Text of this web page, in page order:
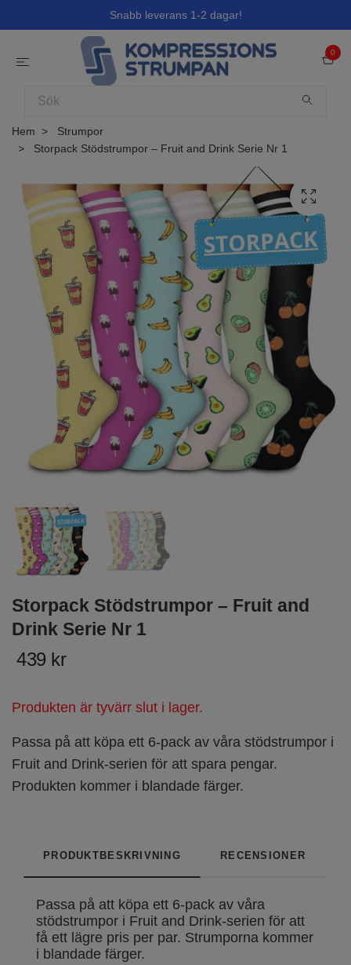
Snabb leverans 1-2 dagar!
0
Hem
Strumpor
Storpack Stödstrumpor – Fruit and Drink Serie Nr 1
Storpack Stödstrumpor – Fruit and
Drink Serie Nr 1
439 kr
Produkten är tyvärr slut i lager.
Passa på att köpa ett 6-pack av våra stödstrumpor i
Fruit and Drink-serien för att spara pengar.
Produkten kommer i blandade färger.
PRODUKTBESKRIVNING RECENSIONER
Passa på att köpa ett 6-pack av våra
stödstrumpor i Fruit and Drink-serien för att
få ett lägre pris per par. Strumporna kommer
i blandade färger.